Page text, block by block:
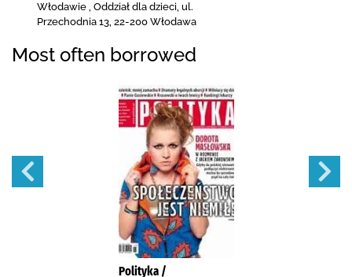
Włodawie Oddział dla dzieci, ul.
Przechodnia 13 22-200 Włodawa
Most often borrowed
Polityka /